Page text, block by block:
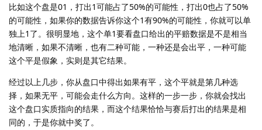
比如这个盘是01，打出1可能占了50%的可能性，打出0也占了50%
的可能性，如果你的数据告诉你这个1有90%的可能性，你就可以单
独上1了。很明显地，这个单1要看盘口给出的平赔数据是不是相当
地清晰，如果不清晰，也有二种可能，一种还是会出平，一种可能
这个平是假象，实则是其它结果。
经过以上几步，你从盘口中得出如果有平，这个平就是第几种选
择，如果无平，可能会走什么方向。这样的一步一步，你就会找出
这个盘口实质指向的结果，而这个结果恰恰与赛后打出的结果是相
同的，于是你就中奖了。